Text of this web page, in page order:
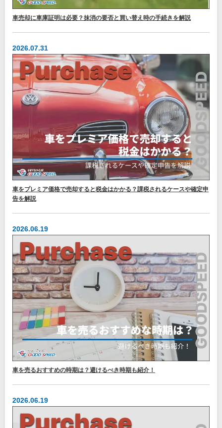
車売却に車庫証明は必要？抹消の要否と買い替え時の手続きを解説
2026.07.31
車をプレミア価格で売却すると税金はかかる？課税されるケースや確定申
告を解説
2026.06.19
車を売るおすすめの時期は？避けるべき時期も紹介！
2026.06.19